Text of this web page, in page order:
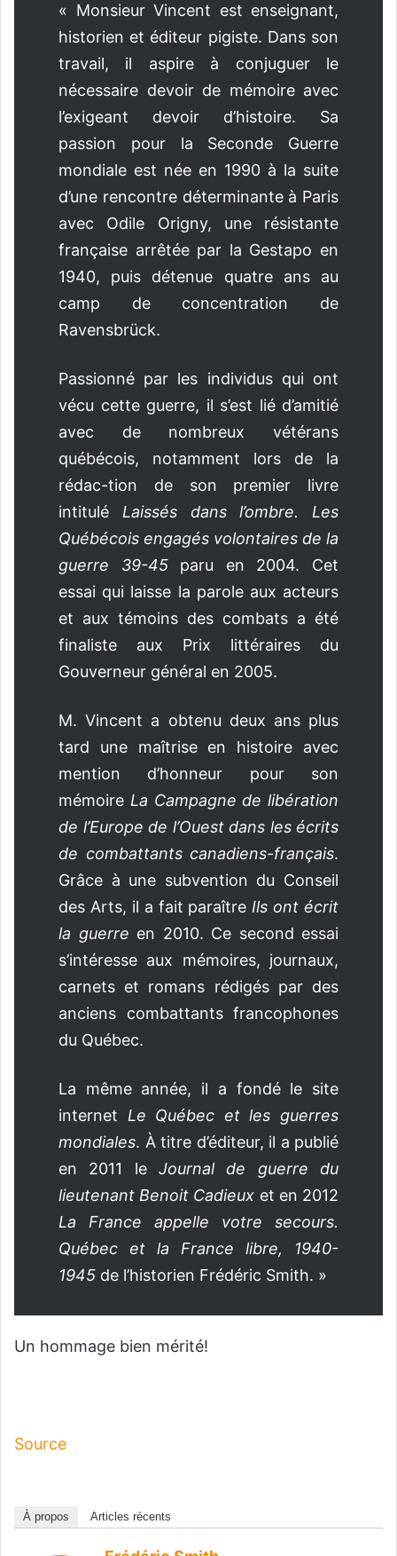
« Monsieur Vincent est enseignant,
historien et éditeur pigiste. Dans son
travail, il aspire à conjuguer le
nécessaire devoir de mémoire avec
l’exigeant devoir d’histoire. Sa
passion pour la Seconde Guerre
mondiale est née en 1990 à la suite
d’une rencontre déterminante à Paris
avec Odile Origny, une résistante
française arrêtée par la Gestapo en
1940, puis détenue quatre ans au
camp de concentration de
Ravensbrück.
Passionné par les individus qui ont
vécu cette guerre, il s’est lié d’amitié
avec de nombreux vétérans
québécois, notamment lors de la
rédac-tion de son premier livre
intitulé Laissés dans l’ombre. Les
Québécois engagés volontaires de la
guerre 39-45paru en 2004. Cet
essai qui laisse la parole aux acteurs
et aux témoins des combats a été
finaliste aux Prix littéraires du
Gouverneur général en 2005.
M. Vincent a obtenu deux ans plus
tard une maîtrise en histoire avec
mention d’honneur pour son
mémoire La Campagne de libération
de l’Europe de l’Ouest dans les écrits
de combattants canadiens-français.
Grâce à une subvention du Conseil
des Arts, il a fait paraître Ils ont écrit
la guerre en 2010. Ce second essai
s’intéresse aux mémoires, journaux,
carnets et romans rédigés par des
anciens combattants francophones
du Québec.
La même année, il a fondé le site
internet Le Québec et les guerres
mondiales. À titre d’éditeur, il a publié
en 2011 le Journal de guerre du
lieutenant Benoit Cadieux et en 2012
La France appelle votre secours.
Québec et la France libre, 1940-
1945 de l’historien Frédéric Smith. »
Un hommage bien mérité!
Source
À propos Articles récents